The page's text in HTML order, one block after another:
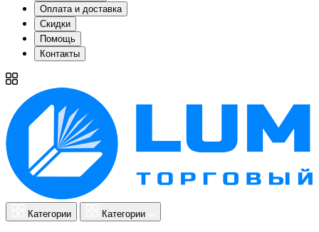
Оплата и доставка
Скидки
Помощь
Контакты
Категории Категории